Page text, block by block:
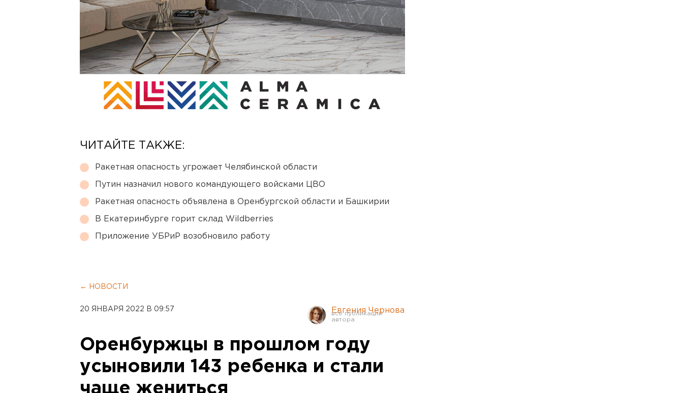
ЧИТАЙТЕ ТАКЖЕ:
Ракетная опасность угрожает Челябинской области
Путин назначил нового командующего войсками ЦВО
Ракетная опасность объявлена в Оренбургской области и Башкирии
В Екатеринбурге горит склад Wildberries
Приложение УБРиР возобновило работу
← НОВОСТИ
20 ЯНВАРЯ 2022 В 09:57 Евгения Чернова
Оренбуржцы в прошлом году
усыновили 143 ребенка и стали
чаще жениться